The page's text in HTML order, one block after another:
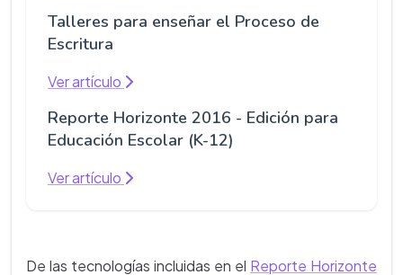
Talleres para enseñar el Proceso de
Escritura
Ver artículo
Reporte Horizonte 2016 - Edición para
Educación Escolar (K-12)
Ver artículo
De las tecnologías incluidas en el Reporte Horizonte